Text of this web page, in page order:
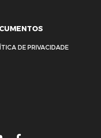
DE PRIVACIDADE